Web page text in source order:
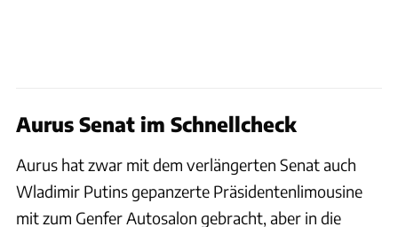
Aurus Senat im Schnellcheck
Aurus hat zwar mit dem verlängerten Senat auch
Wladimir Putins gepanzerte Präsidentenlimousine
mit zum Genfer Autosalon gebracht, aber in die